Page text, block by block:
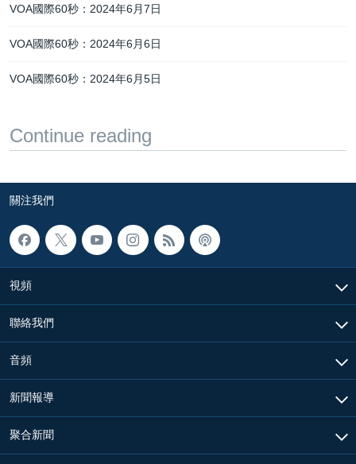
VOA國際60秒：2024年6月7日
VOA國際60秒：2024年6月6日
VOA國際60秒：2024年6月5日
Continue reading
關注我們
視頻
聯絡我們
音頻
新聞報導
聚合新聞